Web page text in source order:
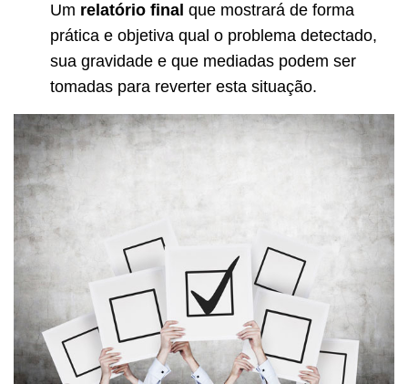
Um relatório final que mostrará de forma
prática e objetiva qual o problema detectado,
sua gravidade e que mediadas podem ser
tomadas para reverter esta situação.